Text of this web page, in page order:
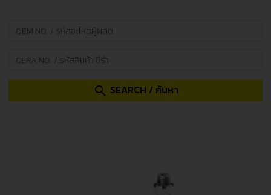
search SEARCH / ค้นหา